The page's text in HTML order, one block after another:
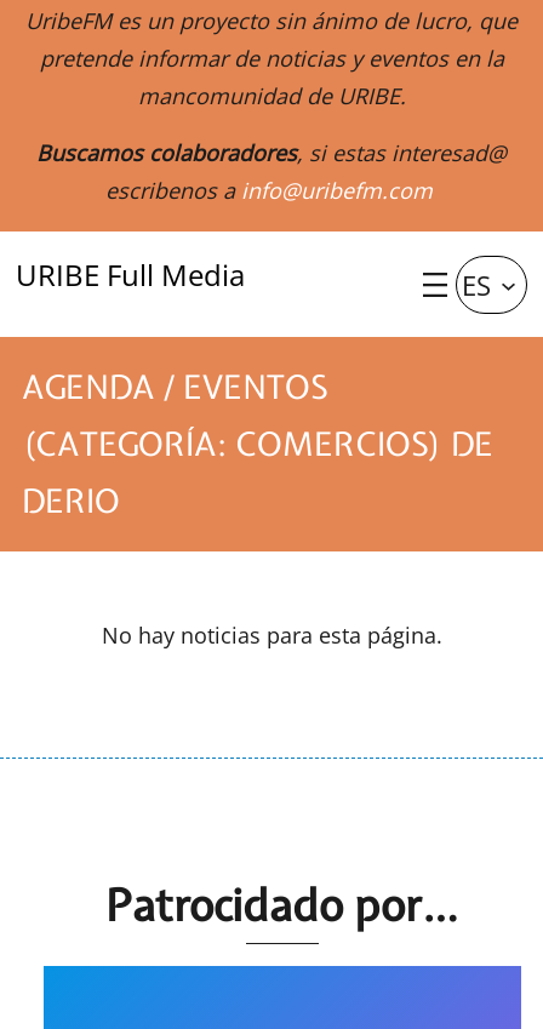
UribeFM es un proyecto sin ánimo de lucro, que
pretende informar de noticias y eventos en la
mancomunidad de URIBE.
Buscamos colaboradores, si estas interesad@
escribenos a info@uribefm.com
URIBE Full Media ES
AGENDA / EVENTOS
(CATEGORÍA: COMERCIOS) DE
DERIO
No hay noticias para esta página.
Patrocidado por…